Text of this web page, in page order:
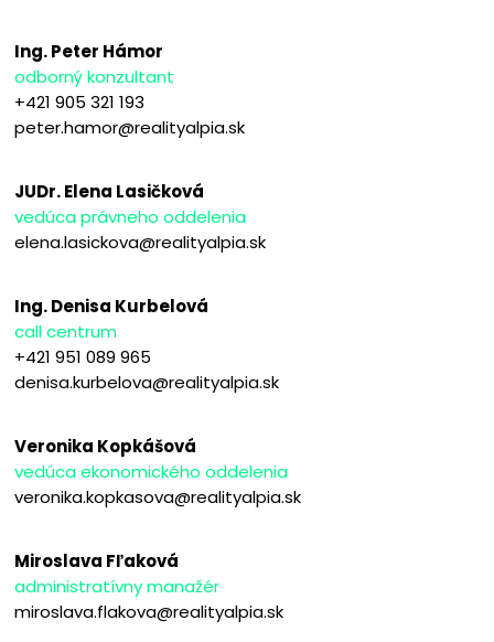
Ing. Peter Hámor
odborný konzultant
+421 905 321 193
peter.hamor@realityalpia.sk
JUDr. Elena Lasičková
vedúca právneho oddelenia
elena.lasickova@realityalpia.sk
Ing. Denisa Kurbelová
call centrum
+421 951 089 965
denisa.kurbelova@realityalpia.sk
Veronika Kopkášová
vedúca ekonomického oddelenia
veronika.kopkasova@realityalpia.sk
Miroslava Fľaková
administratívny manažér
miroslava.flakova@realityalpia.sk